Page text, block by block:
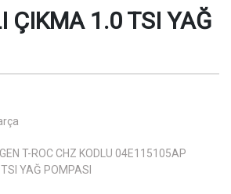
ÇIKMA 1.0 TSI YAĞ
T-ROC CHZ KODLU 04E115105AP
YAĞ POMPASI